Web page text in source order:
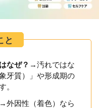
なぜ？ →汚れではな
牙質）」や形成期の
。
→外因性（着色）なら